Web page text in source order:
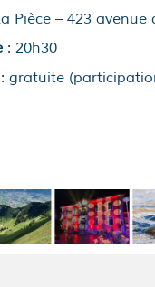
Pièce – 423
: 20h30
: gratuite (